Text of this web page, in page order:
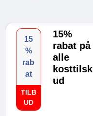
15
%
rab
at
TILB
UD
15%
rabat på
alle
kosttilsk
ud